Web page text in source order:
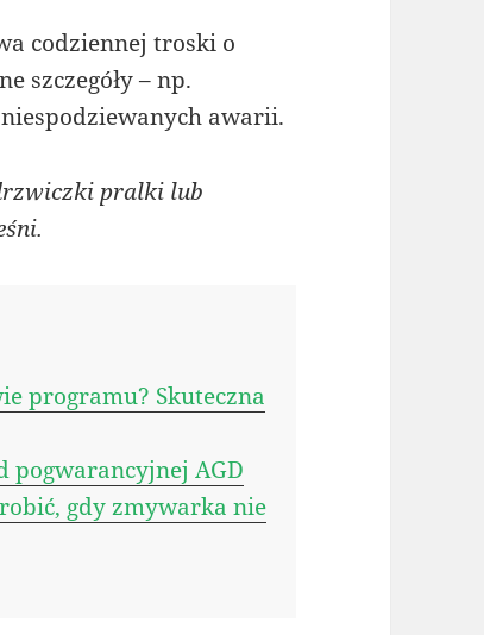
codziennej troski o
szczegóły – np.
awarii.
pralki lub
programu? Skuteczna
pogwarancyjnej AGD
gdy zmywarka nie